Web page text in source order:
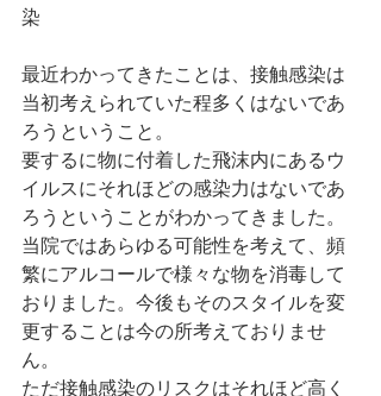
染
最近わかってきたことは、接触感染は
当初考えられていた程多くはないであ
ろうということ。
要するに物に付着した飛沫内にあるウ
イルスにそれほどの感染力はないであ
ろうということがわかってきました。
当院ではあらゆる可能性を考えて、頻
繁にアルコールで様々な物を消毒して
おりました。今後もそのスタイルを変
更することは今の所考えておりませ
ん。
ただ接触感染のリスクはそれほど高く